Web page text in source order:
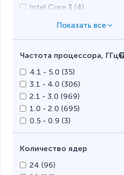
Intel Core 3 (4)
Intel Core i3 (262)
Intel N (6)
Intel Processor (
Intel Pentium Gold (
Intel Pentium Silver (
Intel Pentium (
AMD Ryzen AI 7 (
AMD Ryzen AI 5 (
Частота процессора, ГГц
4.1 - 5.0 (35)
3.1 - 4.0 (306)
2.1 - 3.0 (969)
1.0 - 2.0 (695)
0.5 - 0.9 (3)
Количество ядер
24 (96)